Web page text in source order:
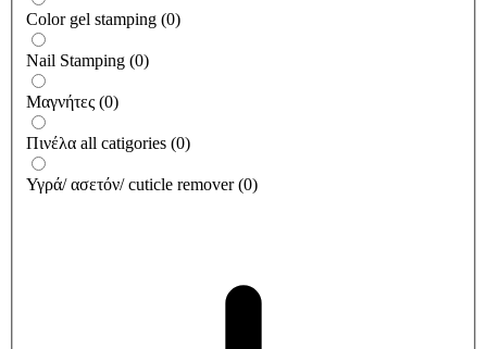
Color gel stamping (0)
Nail Stamping (0)
Μαγνήτες (0)
Πινέλα all catigories (0)
Υγρά/ ασετόν/ cuticle remover (0)